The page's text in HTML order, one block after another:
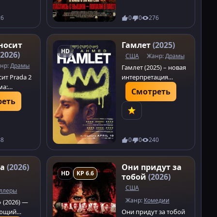
в
и
людоедами. Выживут
не все.
0 0 276
Драмы
Prada 2
Эмили
битва
HD
Гамлет(2025)
США Жанр:Драмы
Гамлет (2025) – новая
интерпретация
бессмертной драмы.
Погрузитесь в мир
интриг,
предательства и
размышлений. Не
пропустите!
Смотреть
0 0 240
(2026)
(2026) —
HD KP 6.6
Они придут за
тобой (2026)
США
Жанр: Комедии
Они придут за тобой